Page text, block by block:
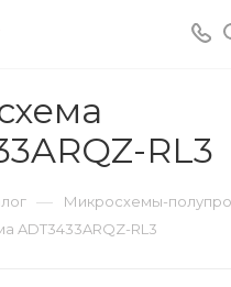
RL3
— Микросхемы-
ADT3433ARQZ-RL3